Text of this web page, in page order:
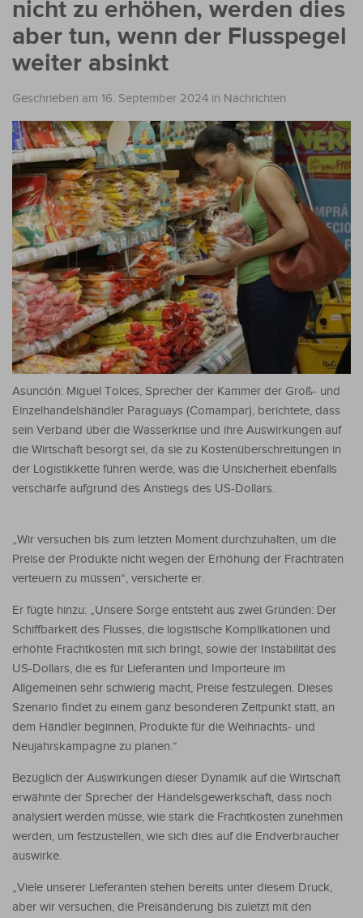
nicht zu erhöhen, werden dies
aber tun, wenn der Flusspegel
weiter absinkt
Geschrieben am 16. September 2024 in Nachrichten
Asunción: Miguel Tolces, Sprecher der Kammer der Groß- und
Einzelhandelshändler Paraguays (Comampar), berichtete, dass
sein Verband über die Wasserkrise und ihre Auswirkungen auf
die Wirtschaft besorgt sei, da sie zu Kostenüberschreitungen in
der Logistikkette führen werde, was die Unsicherheit ebenfalls
verschärfe aufgrund des Anstiegs des US-Dollars.
„Wir versuchen bis zum letzten Moment durchzuhalten, um die
Preise der Produkte nicht wegen der Erhöhung der Frachtraten
verteuern zu müssen“, versicherte er.
Er fügte hinzu: „Unsere Sorge entsteht aus zwei Gründen: Der
Schiffbarkeit des Flusses, die logistische Komplikationen und
erhöhte Frachtkosten mit sich bringt, sowie der Instabilität des
US-Dollars, die es für Lieferanten und Importeure im
Allgemeinen sehr schwierig macht, Preise festzulegen. Dieses
Szenario findet zu einem ganz besonderen Zeitpunkt statt, an
dem Händler beginnen, Produkte für die Weihnachts- und
Neujahrskampagne zu planen.“
Bezüglich der Auswirkungen dieser Dynamik auf die Wirtschaft
erwähnte der Sprecher der Handelsgewerkschaft, dass noch
analysiert werden müsse, wie stark die Frachtkosten zunehmen
werden, um festzustellen, wie sich dies auf die Endverbraucher
auswirke.
„Viele unserer Lieferanten stehen bereits unter diesem Druck,
aber wir versuchen, die Preisänderung bis zuletzt mit den